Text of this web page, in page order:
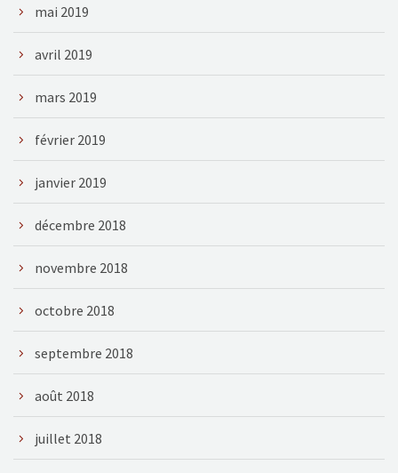
mai 2019
avril 2019
mars 2019
février 2019
janvier 2019
décembre 2018
novembre 2018
octobre 2018
septembre 2018
août 2018
juillet 2018